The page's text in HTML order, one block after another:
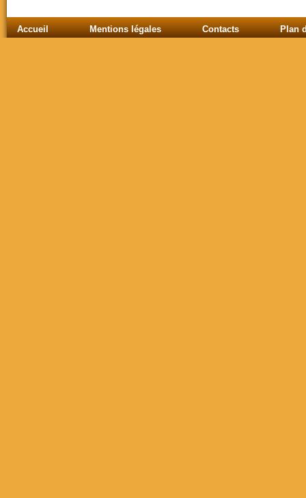
Accueil Mentions légales Contacts Plan